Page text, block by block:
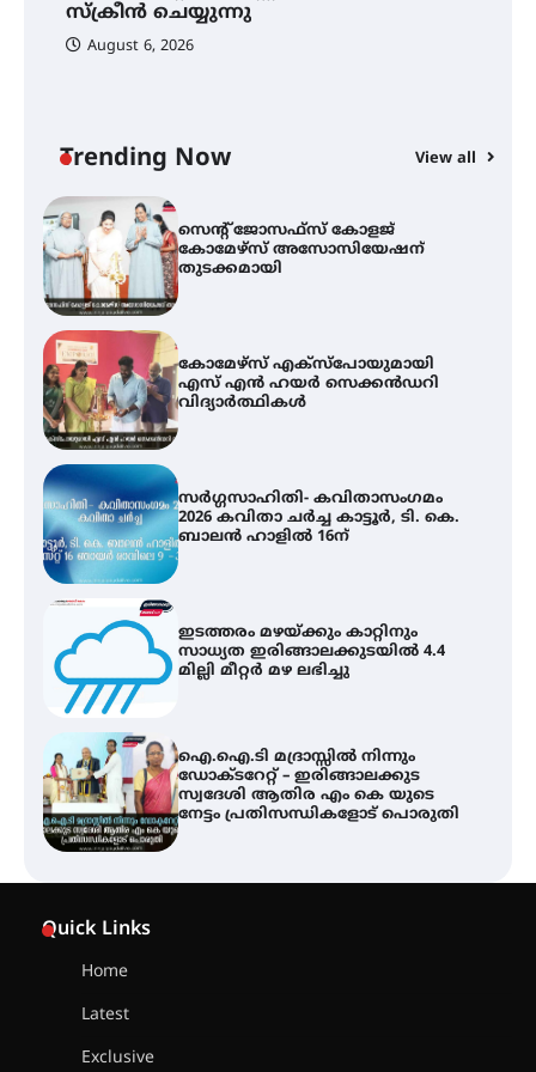
സ്‌ക്രീൻ ചെയ്യുന്നു
August 6, 2026
Trending Now View all
വെള്ളിയാഴ്ച സ്‌ക്രീൻ ചെയ്യുന്നു
കോമേഴ്സ് എക്സ്പോയുമായി
എസ് എൻ ഹയർ സെക്കൻഡറി
വിദ്യാർത്ഥികൾ
സർഗ്ഗസാഹിതി- കവിതാസംഗമം
2026 കവിതാ ചർച്ച കാട്ടൂർ, ടി. കെ.
ബാലൻ ഹാളിൽ 16ന്
ഇടത്തരം മഴയ്ക്കും കാറ്റിനും
സാധ്യത ഇരിങ്ങാലക്കുടയിൽ 4.4
മില്ലി മീറ്റർ മഴ ലഭിച്ചു
ഐ.ഐ.ടി മദ്രാസ്സിൽ നിന്നും
ഡോക്ടറേറ്റ് – ഇരിങ്ങാലക്കുട
സ്വദേശി ആതിര എം കെ യുടെ
നേട്ടം പ്രതിസന്ധികളോട് പൊരുതി
ട്യുണീഷ്യൻ ചിത്രം ” ദി വോയിസ്
ഓഫ് ഹിന്ദ് റജബ് ” ഇരിങ്ങാലക്കുട
ഫിലിം സൊസൈറ്റി ആഗസ്റ്റ് 7
വെള്ളിയാഴ്ച സ്‌ക്രീൻ ചെയ്യുന്നു
Quick Links
Home
Latest
Exclusive